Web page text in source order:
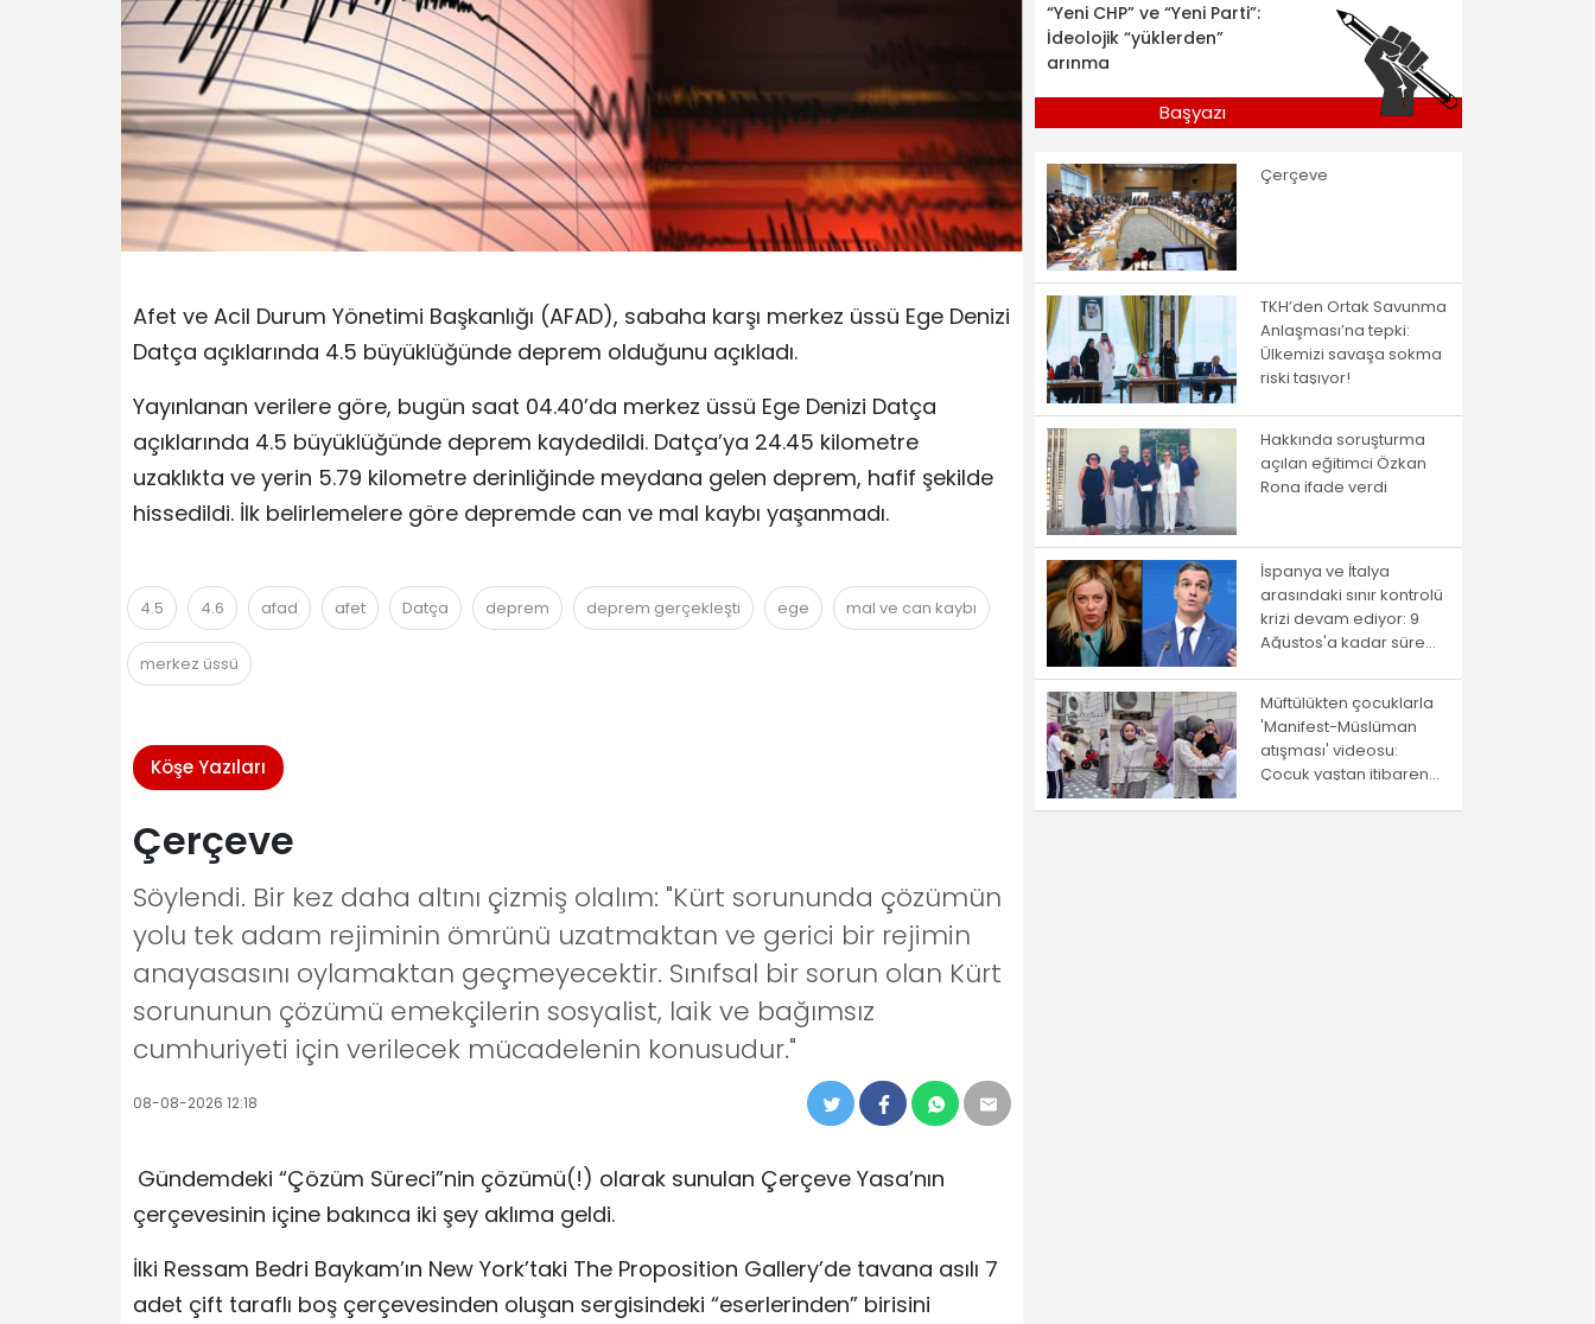
Afet ve Acil Durum Yönetimi Başkanlığı (AFAD), sabaha karşı merkez üssü Ege Denizi
Datça açıklarında 4.5 büyüklüğünde deprem olduğunu açıkladı.
Yayınlanan verilere göre, bugün saat 04.40’da merkez üssü Ege Denizi Datça
açıklarında 4.5 büyüklüğünde deprem kaydedildi. Datça’ya 24.45 kilometre
uzaklıkta ve yerin 5.79 kilometre derinliğinde meydana gelen deprem, hafif şekilde
hissedildi. İlk belirlemelere göre depremde can ve mal kaybı yaşanmadı.
4.5 4.6 afad afet Datça deprem deprem gerçekleşti ege mal ve can kaybı
merkez üssü
Köşe Yazıları
Çerçeve
Söylendi. Bir kez daha altını çizmiş olalım: "Kürt sorununda çözümün
yolu tek adam rejiminin ömrünü uzatmaktan ve gerici bir rejimin
anayasasını oylamaktan geçmeyecektir. Sınıfsal bir sorun olan Kürt
sorununun çözümü emekçilerin sosyalist, laik ve bağımsız
cumhuriyeti için verilecek mücadelenin konusudur."
08-08-2026 12:18
Gündemdeki “Çözüm Süreci”nin çözümü(!) olarak sunulan Çerçeve Yasa’nın
çerçevesinin içine bakınca iki şey aklıma geldi.
İlki Ressam Bedri Baykam’ın New York’taki The Proposition Gallery’de tavana asılı 7
adet çift taraflı boş çerçevesinden oluşan sergisindeki “eserlerinden” birisini
“Yeni CHP” ve “Yeni Parti”:
İdeolojik “yüklerden”
arınma
Başyazı
Çerçeve
TKH’den Ortak Savunma
Anlaşması’na tepki:
Ülkemizi savaşa sokma
riski taşıyor!
Hakkında soruşturma
açılan eğitimci Özkan
Rona ifade verdi
İspanya ve İtalya
arasındaki sınır kontrolü
krizi devam ediyor: 9
Ağustos'a kadar süre
Müftülükten çocuklarla
'Manifest-Müslüman
atışması' videosu:
Çocuk yaştan itibaren